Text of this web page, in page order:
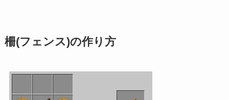
柵(フェンス)の作り方